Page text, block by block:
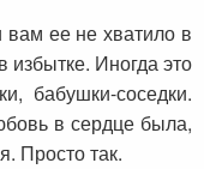
ее не хватило в
избытке. Иногда это
бабушки-соседки.
в сердце была,
Просто так.